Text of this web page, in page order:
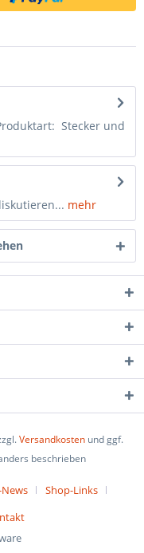
Stecker und
mehr
Versandkosten und ggf.
beschrieben
Shop-Links